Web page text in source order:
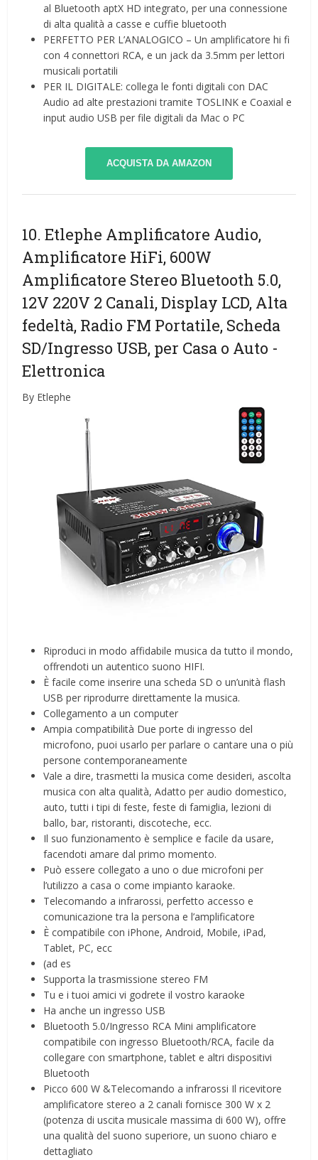
al Bluetooth aptX HD integrato, per una connessione
di alta qualità a casse e cuffie bluetooth
PERFETTO PER L’ANALOGICO – Un amplificatore hi fi
con 4 connettori RCA, e un jack da 3.5mm per lettori
musicali portatili
PER IL DIGITALE: collega le fonti digitali con DAC
Audio ad alte prestazioni tramite TOSLINK e Coaxial e
input audio USB per file digitali da Mac o PC
ACQUISTA DA AMAZON
10. Etlephe Amplificatore Audio,
Amplificatore HiFi, 600W
Amplificatore Stereo Bluetooth 5.0,
12V 220V 2 Canali, Display LCD, Alta
fedeltà, Radio FM Portatile, Scheda
SD/Ingresso USB, per Casa o Auto -
Elettronica
By Etlephe
Riproduci in modo affidabile musica da tutto il mondo,
offrendoti un autentico suono HIFI.
È facile come inserire una scheda SD o un’unità flash
USB per riprodurre direttamente la musica.
Collegamento a un computer
Ampia compatibilità Due porte di ingresso del
microfono, puoi usarlo per parlare o cantare una o più
persone contemporaneamente
Vale a dire, trasmetti la musica come desideri, ascolta
musica con alta qualità, Adatto per audio domestico,
auto, tutti i tipi di feste, feste di famiglia, lezioni di
ballo, bar, ristoranti, discoteche, ecc.
Il suo funzionamento è semplice e facile da usare,
facendoti amare dal primo momento.
Può essere collegato a uno o due microfoni per
l’utilizzo a casa o come impianto karaoke.
Telecomando a infrarossi, perfetto accesso e
comunicazione tra la persona e l’amplificatore
È compatibile con iPhone, Android, Mobile, iPad,
Tablet, PC, ecc
(ad es
Supporta la trasmissione stereo FM
Tu e i tuoi amici vi godrete il vostro karaoke
Ha anche un ingresso USB
Bluetooth 5.0/Ingresso RCA Mini amplificatore
compatibile con ingresso Bluetooth/RCA, facile da
collegare con smartphone, tablet e altri dispositivi
Bluetooth
Picco 600 W &Telecomando a infrarossi Il ricevitore
amplificatore stereo a 2 canali fornisce 300 W x 2
(potenza di uscita musicale massima di 600 W), offre
una qualità del suono superiore, un suono chiaro e
dettagliato